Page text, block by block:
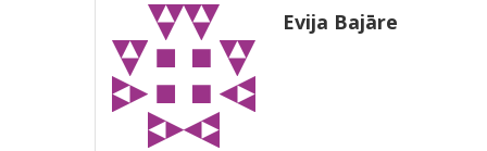
Evija Bajāre